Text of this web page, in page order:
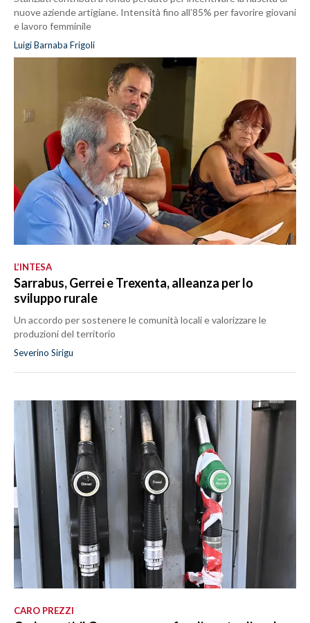
nuove aziende artigiane. Intensità fino all’85% per favorire giovani
e lavoro femminile
Luigi Barnaba Frigoli
L’INTESA
Sarrabus, Gerrei e Trexenta, alleanza per lo
sviluppo rurale
Un accordo per sostenere le comunità locali e valorizzare le
produzioni del territorio
Severino Sirigu
CARO PREZZI